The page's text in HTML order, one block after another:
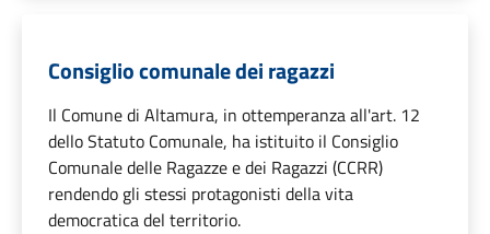
Consiglio comunale dei ragazzi
Il Comune di Altamura, in ottemperanza all'art. 12
dello Statuto Comunale, ha istituito il Consiglio
Comunale delle Ragazze e dei Ragazzi (CCRR)
rendendo gli stessi protagonisti della vita
democratica del territorio.